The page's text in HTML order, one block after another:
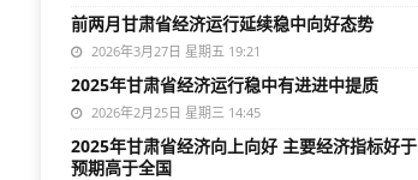
前两月甘肃省经济运行延续稳中向好态势
2026年3月27日 星期五 19:21
2025年甘肃省经济运行稳中有进进中提质
2026年2月25日 星期三 14:45
2025年甘肃省经济向上向好 主要经济指标好于
预期高于全国